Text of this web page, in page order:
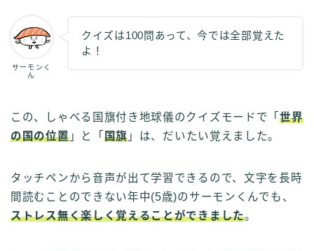
サーモンく
ん
クイズは100問あって、今では全部覚えた
よ！
この、しゃべる国旗付き地球儀のクイズモードで「世界
の国の位置」と「 国旗 」は、だいたい覚えました。
タッチペンから音声が出て学習できるので、文字を長時
間読むことのできない年中(5歳)のサーモンくんでも、
ストレス無く楽しく覚えることができました。